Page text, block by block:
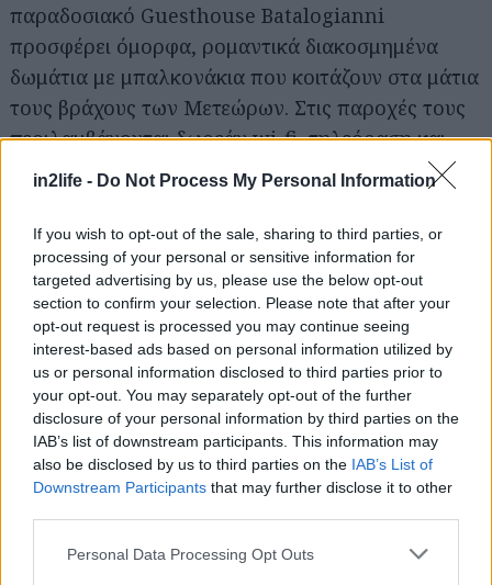
in2life - Do Not Process My Personal Information
If you wish to opt-out of the sale, sharing to third parties, or
processing of your personal or sensitive information for
targeted advertising by us, please use the below opt-out
section to confirm your selection. Please note that after your
opt-out request is processed you may continue seeing
interest-based ads based on personal information utilized by
us or personal information disclosed to third parties prior to
your opt-out. You may separately opt-out of the further
disclosure of your personal information by third parties on the
IAB’s list of downstream participants. This information may
also be disclosed by us to third parties on the IAB’s List of
Downstream Participants that may further disclose it to other
Please note that this website/app uses one or more Google
Personal Data Processing Opt Outs
παραδοσιακό Guesthouse Batalogianni
προσφέρει όμορφα, ρομαντικά διακοσμημένα
δωμάτια με μπαλκονάκια που κοιτάζουν στα μάτια
τους βράχους των Μετεώρων. Στις παροχές τους
περιλαμβάνονται δωρεάν wi-fi, τηλεόραση και
ψυγειάκι. Στο εστιατόριο του ξενώνα θα
Δήμητρα
Δάφνη Καλαβρύτων
Τιμή: 50€ το δίκλινο με πρωινό
Κρατήσεις και μέσω του Booking, από εδώ